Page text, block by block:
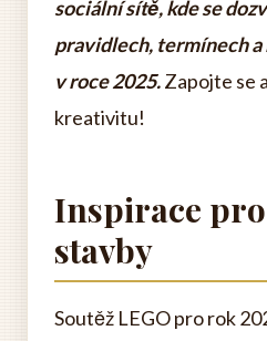
sociální sítě, kde se
pravidlech, termínech
v roce 2025.Zapojte se
kreativitu!
Inspirace pro
stavby
Soutěž LEGO pro rok